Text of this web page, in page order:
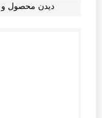
دیدن محصول و